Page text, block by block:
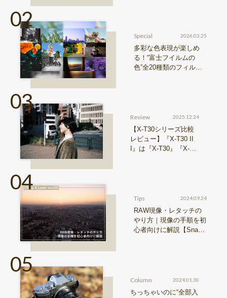
Special 2026.03.25
多彩な色表現が楽しめ
る！“富士フイルムの
色”全20種類のフィルム
Review 2025.12.24
【X-T30シリーズ比較
レビュー】『X-T30 II
I』は『X-T30』『X-T3
Tips 2024.09.24
RAW現像・レタッチの
やり方｜現像の手順を初
心者向けに解説【Snap
Column 2024.01.30
ちっちゃいのに“全部入